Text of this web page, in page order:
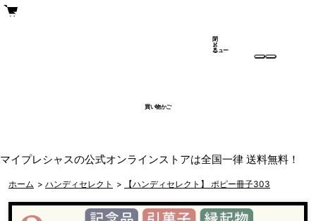
買い物かご
メ
ニュー
閉
じ
る
マイプレシャスの公式オンラインストアは全国一律 送料無料！
ホーム > ハンディセレクト > 【ハンディセレクト】 ポピー冊子303